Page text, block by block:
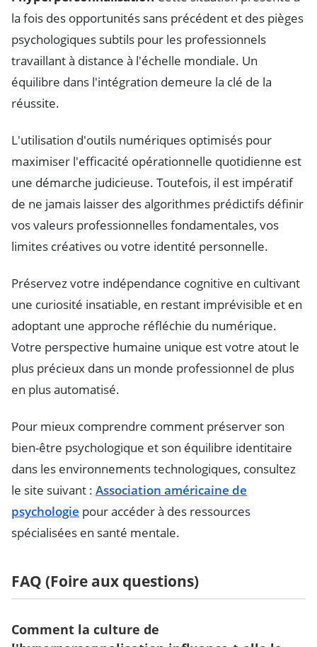
la fois des opportunités sans précédent et des pièges
psychologiques subtils pour les professionnels
travaillant à distance à l'échelle mondiale. Un
équilibre dans l'intégration demeure la clé de la
réussite.
L'utilisation d'outils numériques optimisés pour
maximiser l'efficacité opérationnelle quotidienne est
une démarche judicieuse. Toutefois, il est impératif
de ne jamais laisser des algorithmes prédictifs définir
vos valeurs professionnelles fondamentales, vos
limites créatives ou votre identité personnelle.
Préservez votre indépendance cognitive en cultivant
une curiosité insatiable, en restant imprévisible et en
adoptant une approche réfléchie du numérique.
Votre perspective humaine unique est votre atout le
plus précieux dans un monde professionnel de plus
en plus automatisé.
Pour mieux comprendre comment préserver son
bien-être psychologique et son équilibre identitaire
dans les environnements technologiques, consultez
le site suivant : Association américaine de
psychologie pour accéder à des ressources
spécialisées en santé mentale.
FAQ (Foire aux questions)
Comment la culture de